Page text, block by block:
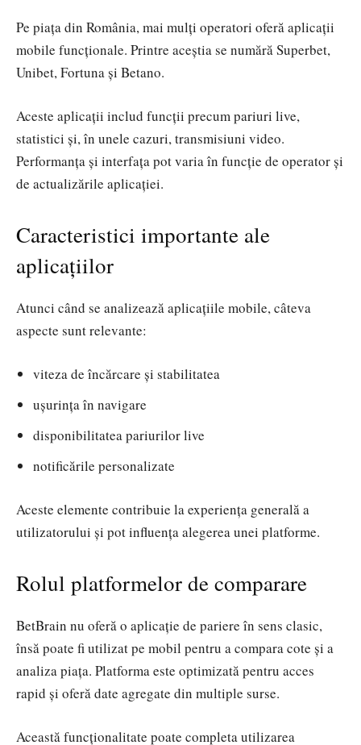
Pe piața din România, mai mulți operatori oferă aplicații
mobile funcționale. Printre aceștia se numără Superbet,
Unibet, Fortuna și Betano.
Aceste aplicații includ funcții precum pariuri live,
statistici și, în unele cazuri, transmisiuni video.
Performanța și interfața pot varia în funcție de operator și
de actualizările aplicației.
Caracteristici importante ale
aplicațiilor
Atunci când se analizează aplicațiile mobile, câteva
aspecte sunt relevante:
viteza de încărcare și stabilitatea
ușurința în navigare
disponibilitatea pariurilor live
notificările personalizate
Aceste elemente contribuie la experiența generală a
utilizatorului și pot influența alegerea unei platforme.
Rolul platformelor de comparare
BetBrain nu oferă o aplicație de pariere în sens clasic,
însă poate fi utilizat pe mobil pentru a compara cote și a
analiza piața. Platforma este optimizată pentru acces
rapid și oferă date agregate din multiple surse.
Această funcționalitate poate completa utilizarea